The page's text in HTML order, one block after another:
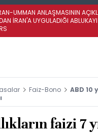
UMMAN ANLAŞMASININ
İRAN'A UYGULADIĞI
Faiz-Bono
ABD 10
faizi 7